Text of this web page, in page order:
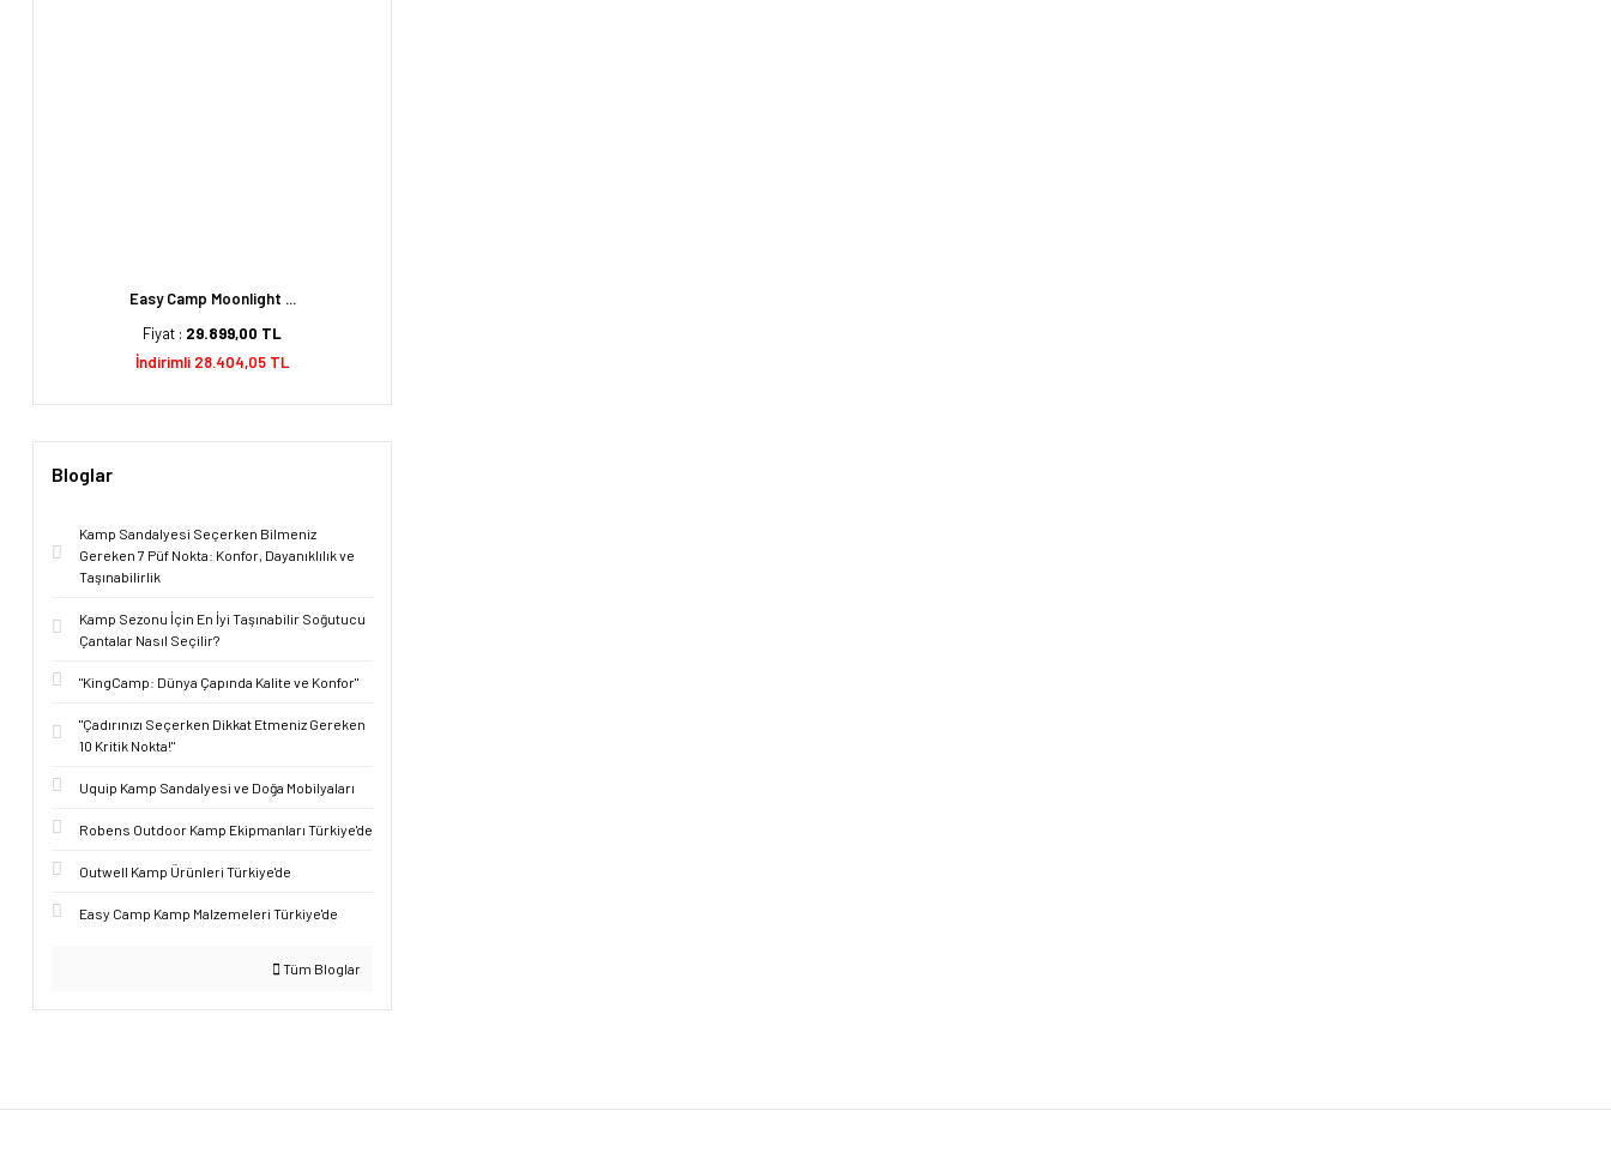
Easy Camp Moonlight ...
Fiyat : 29.899,00 TL
İndirimli 28.404,05 TL
Bloglar
Kamp Sandalyesi Seçerken Bilmeniz
Gereken 7 Püf Nokta: Konfor, Dayanıklılık ve
Taşınabilirlik
Kamp Sezonu İçin En İyi Taşınabilir Soğutucu
Çantalar Nasıl Seçilir?
"KingCamp: Dünya Çapında Kalite ve Konfor"
"Çadırınızı Seçerken Dikkat Etmeniz Gereken
10 Kritik Nokta!"
Uquip Kamp Sandalyesi ve Doğa Mobilyaları
Robens Outdoor Kamp Ekipmanları Türkiye'de
Outwell Kamp Ürünleri Türkiye'de
Easy Camp Kamp Malzemeleri Türkiye'de
Tüm Bloglar